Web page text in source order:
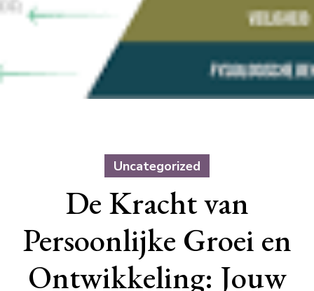
Uncategorized
De Kracht van
Persoonlijke Groei en
Ontwikkeling: Jouw